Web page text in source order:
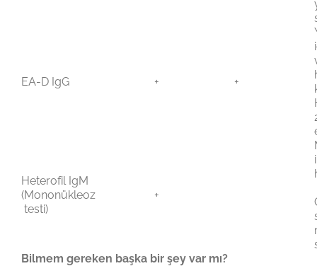
EA-D IgG + +
Heterofil IgM
(Mononükleoz
testi)
+
Bilmem gereken başka bir şey var mı?